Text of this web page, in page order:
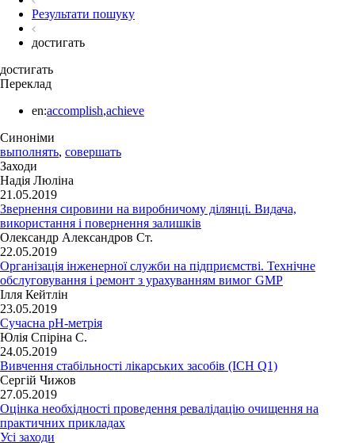
Результати пошуку
достигать
достигать
Переклад
en:accomplish,achieve
Синоніми
выполнять, совершать
Заходи
Надія Люліна
21.05.2019
Звернення сировини на виробничому ділянці. Видача,
використання і повернення залишків
Олександр Александров Ст.
22.05.2019
Організація інженерної служби на підприємстві. Технічне
обслуговування і ремонт з урахуванням вимог GMP
Ілля Кейтлін
23.05.2019
Сучасна рН-метрія
Юлія Спіріна С.
24.05.2019
Вивчення стабільності лікарських засобів (ICH Q1)
Сергій Чижов
27.05.2019
Оцінка необхідності проведення ревалідацію очищення на
практичних прикладах
Усі заходи